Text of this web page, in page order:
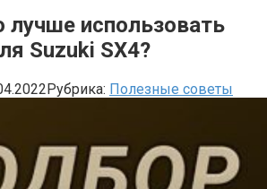
лучше использовать
Suzuki SX4?
Рубрика: Полезные советы